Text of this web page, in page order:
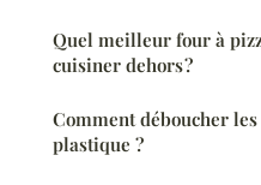
Quel meilleur four à
cuisiner dehors ?
Comment déboucher
plastique ?